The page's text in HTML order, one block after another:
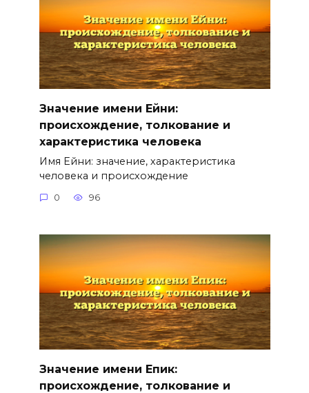
Значение имени Ейни:
происхождение, толкование и
характеристика человека
Имя Ейни: значение, характеристика
человека и происхождение
0 96
Значение имени Епик:
происхождение, толкование и